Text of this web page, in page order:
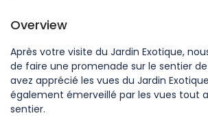
Overview
Après votre visite du Jardin Exotique,
de faire une promenade sur le sentier de
avez apprécié les vues du Jardin
également émerveillé par les vues tout
sentier.